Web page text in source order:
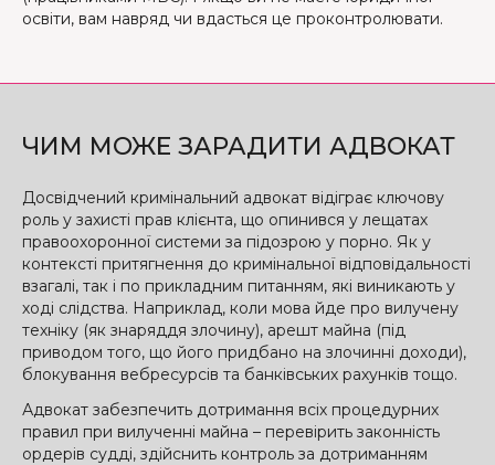
освіти, вам навряд чи вдасться це проконтролювати.
ЧИМ МОЖЕ ЗАРАДИТИ АДВОКАТ
Досвідчений кримінальний адвокат відіграє ключову
роль у захисті прав клієнта, що опинився у лещатах
правоохоронної системи за підозрою у порно. Як у
контексті притягнення до кримінальної відповідальності
взагалі, так і по прикладним питанням, які виникають у
ході слідства. Наприклад, коли мова йде про вилучену
техніку (як знаряддя злочину), арешт майна (під
приводом того, що його придбано на злочинні доходи),
блокування вебресурсів та банківських рахунків тощо.
Адвокат забезпечить дотримання всіх процедурних
правил при вилученні майна – перевірить законність
ордерів судді, здійснить контроль за дотриманням